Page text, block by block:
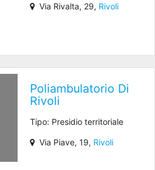
Via Rivalta, 29, Rivoli
Poliambulatorio Di
Rivoli
Tipo: Presidio territoriale
Via Piave, 19, Rivoli